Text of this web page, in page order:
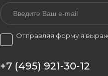
Отправляя форму я
+7 (495) 921-30-12